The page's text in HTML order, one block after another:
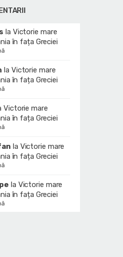
la Victorie mare
în fața Greciei
la Victorie mare
în fața Greciei
Victorie mare
în fața Greciei
la Victorie mare
în fața Greciei
la Victorie mare
în fața Greciei